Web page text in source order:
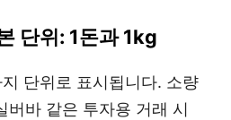
단위: 1돈과 1kg
단위로 표시됩니다. 소량
버바 같은 투자용 거래 시